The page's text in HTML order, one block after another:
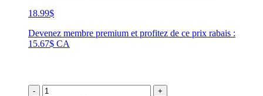
18.99$
Devenez membre premium et profitez de ce prix rabais :
15.67$ CA
- +